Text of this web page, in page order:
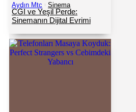
Aydın Mtc Sinema
CGI ve Yeşil Perde:
Sinemanın Dijital Evrimi